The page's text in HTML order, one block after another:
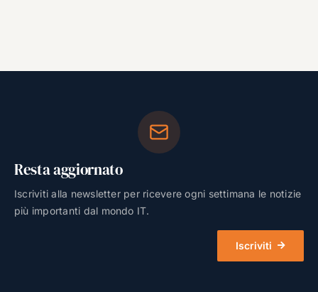
Resta aggiornato
Iscriviti alla newsletter per ricevere ogni settimana le notizie
più importanti dal mondo IT.
Iscriviti